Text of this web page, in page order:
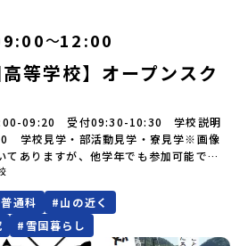
シーやむを得ない参加お取り消しの場
応させていただきます。ご了承くださ
日＜7月27日＞から、【キャンセルのご連
行代金】・21日目にあたる日以前：無
7日目-2日目：30％・プログラム開始日
開始日当日：50％・ご連絡無しでの不参
の解除：100％・催行中止について天候な
見合わせる可能性があります。その場合
にご連絡いたします。又、最少催行人数
日3週間前までに催行中止の旨をメール
くあるご質問その他、よくあるご質問
ください。運営団体について＜プログラ
教育魅力化プラットフォーム＞「意志
能な地域・社会をつくる」というビジョ
ールを受信できるよう設定をお願いいた
のお問合せにはお答えしておりません
お申し込みについてお申込はお一人様1回
ォンからお申込ください。申込後の内容
は、メールアドレスの入力間違いにご
いて１室に複数(同性2～4名程度)で宿泊
アレルギー対応について個別の詳細なア
えしかねる場合がございます。対応が必
ください。・参加取消や急遽参加でき
決定後の参加お取り消しはご遠慮下さ
しの場合はお早めに事務局までご連絡く
ーやむを得ない参加お取り消しの場
応させていただきます。ご了承くださ
生、中学3年生【宿泊先】ペンションき
程度)で宿泊いただく予定です。【旅行
）・プログラム内のアクティビティ・体
の費用は参加者のご負担となります・集
お土産代や自由時間の個人飲食費などの
大10名（お申し込み多数の場合は抽選の
し込み多数の場合は、締め切り後1週間
いたします。【申し込み締切】6月8日
) 12：00まで疑問も不安もワクワクに
」ステップアップ説明会プログラムの
お申し込みを迷われている方向けに
を行います。知りたい情報のレベルに合
回のプログラムでは、この取り組みを
づくりを体験。地域の食文化と向き合
聞くことができます🎵先輩たちとの交流
ト」が見つかるきっかけになります。そ
魅力がギュッと詰まった北海道標津町
、五感で感じるフィールドワークをしな
」「伝統的な産業と人々の暮らし」の魅
んか？体験のおすすめポイント体験プロ
＞（PM）「オリエンテーション・自己
学館見学」 -「鮭の聖地・しべつ」の歴
」 -高校生も一緒にみんなで夕食「1日
（AM）「 ポー川史跡公園散策または渓
文文化に触れる -渓流釣りで自然を満
〜12:00
高等学校】オープンスク
09:20 受付09:30-10:30 学校説明
学校見学・部活動見学・寮見学※画像
てありますが、他学年でも参加可能で
普通科 #山の近く
#雪国暮らし